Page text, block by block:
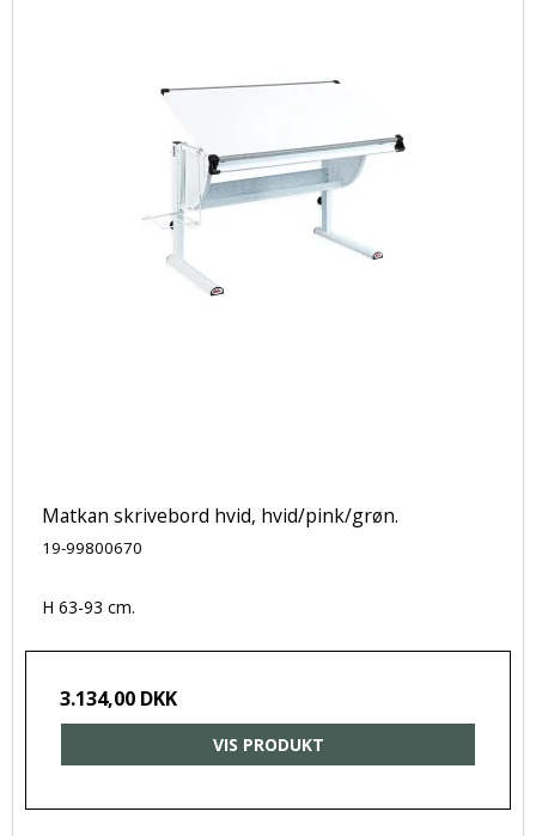
Matkan skrivebord hvid, hvid/pink/grøn.
19-99800670
H 63-93 cm.
3.134,00 DKK
VIS PRODUKT